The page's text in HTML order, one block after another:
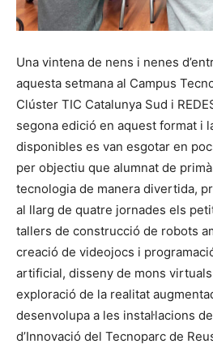
Una vintena de nens i nenes
aquesta setmana al Campus
Clúster TIC Catalunya Sud i
segona edició en aquest format i
disponibles es van esgotar en
per objectiu que alumnat de
tecnologia de manera divertida,
al llarg de quatre jornades els
tallers de construcció de robots
creació de videojocs i
artificial, disseny de mons
exploració de la realitat
desenvolupa a les instal·lacions
d’Innovació del Tecnoparc de